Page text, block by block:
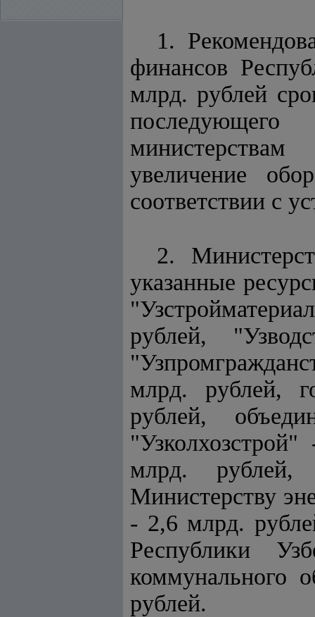
1.
финансов
млрд. рублей
увеличение
соответствии с
2.
указанные
рублей,
млрд. рублей,
рублей,
млрд. рублей,
Министерству
- 2,6 млрд.
Республики
коммунального
рублей.